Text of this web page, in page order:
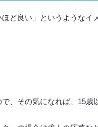
ど良い」というようなイ
、その気になれば、15歳